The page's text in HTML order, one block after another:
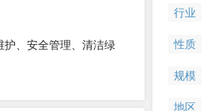
护、安全管理、清洁绿
行业
性质
规模
地区